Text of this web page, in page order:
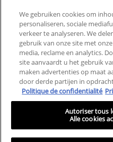
CONTACTEZ-NOUS
MENTIONS LÉGALES
CONDITIONS GÉNÉRALES
© 2025 CeraVe
We gebruiken cookies om
personaliseren, sociale
verkeer te analyseren. We
gebruik van onze site met
media, reclame en analytics.
site aanvaardt u het gebruik
maken advertenties op maat
door derde partijen in
Politique de confidentialité
Autoriser tous
Alle cookies